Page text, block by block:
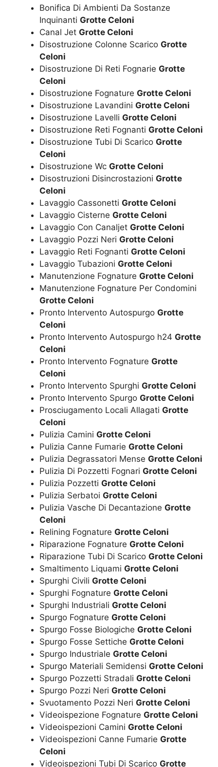
Bonifica Di Ambienti Da Sostanze
Inquinanti Grotte Celoni
Canal Jet Grotte Celoni
Disostruzione Colonne Scarico Grotte
Celoni
Disostruzione Di Reti Fognarie Grotte
Celoni
Disostruzione Fognature Grotte Celoni
Disostruzione Lavandini Grotte Celoni
Disostruzione Lavelli Grotte Celoni
Disostruzione Reti Fognanti Grotte Celoni
Disostruzione Tubi Di Scarico Grotte
Celoni
Disostruzione Wc Grotte Celoni
Disostruzioni Disincrostazioni Grotte
Celoni
Lavaggio Cassonetti Grotte Celoni
Lavaggio Cisterne Grotte Celoni
Lavaggio Con Canaljet Grotte Celoni
Lavaggio Pozzi Neri Grotte Celoni
Lavaggio Reti Fognanti Grotte Celoni
Lavaggio Tubazioni Grotte Celoni
Manutenzione Fognature Grotte Celoni
Manutenzione Fognature Per Condomini
Grotte Celoni
Pronto Intervento Autospurgo Grotte
Celoni
Pronto Intervento Autospurgo h24 Grotte
Celoni
Pronto Intervento Fognature Grotte
Celoni
Pronto Intervento Spurghi Grotte Celoni
Pronto Intervento Spurgo Grotte Celoni
Prosciugamento Locali Allagati Grotte
Celoni
Pulizia Camini Grotte Celoni
Pulizia Canne Fumarie Grotte Celoni
Pulizia Degrassatori Mense Grotte Celoni
Pulizia Di Pozzetti Fognari Grotte Celoni
Pulizia Pozzetti Grotte Celoni
Pulizia Serbatoi Grotte Celoni
Pulizia Vasche Di Decantazione Grotte
Celoni
Relining Fognature Grotte Celoni
Riparazione Fognature Grotte Celoni
Riparazione Tubi Di Scarico Grotte Celoni
Smaltimento Liquami Grotte Celoni
Spurghi Civili Grotte Celoni
Spurghi Fognature Grotte Celoni
Spurghi Industriali Grotte Celoni
Spurgo Fognature Grotte Celoni
Spurgo Fosse Biologiche Grotte Celoni
Spurgo Fosse Settiche Grotte Celoni
Spurgo Industriale Grotte Celoni
Spurgo Materiali Semidensi Grotte Celoni
Spurgo Pozzetti Stradali Grotte Celoni
Spurgo Pozzi Neri Grotte Celoni
Svuotamento Pozzi Neri Grotte Celoni
Videoispezione Fognature Grotte Celoni
Videoispezioni Camini Grotte Celoni
Videoispezioni Canne Fumarie Grotte
Celoni
Videoispezioni Tubi Di Scarico Grotte